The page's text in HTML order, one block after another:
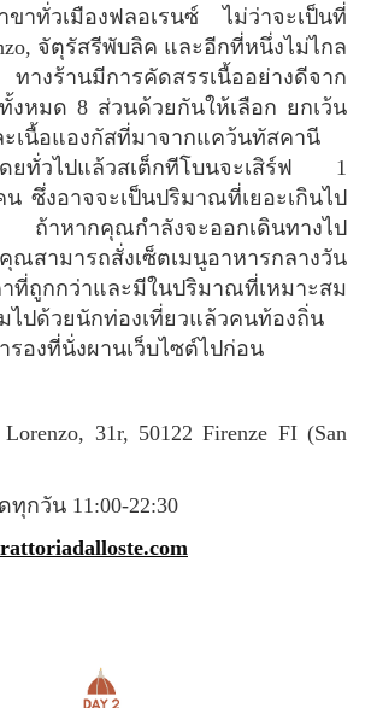
ทั่วเมืองฟลอเรนซ์ ไม่ว่าจะเป็นที่
จัตุรัสรีพับลิค และอีกที่หนึ่งไม่ไกล
างร้านมีการคัดสรรเนื้ออย่างดีจาก
งหมด 8 ส่วนด้วยกันให้เลือก ยกเว้น
ะเนื้อแองกัสที่มาจากแคว้นทัสคานี
ทั่วไปแล้วสเต็กทีโบนจะเสิร์ฟ 1
ซึ่งอาจจะเป็นปริมาณที่เยอะเกินไป
าหากคุณกำลังจะออกเดินทางไป
สามารถสั่งเซ็ตเมนูอาหารกลางวัน
ที่ถูกกว่าและมีในปริมาณที่เหมาะสม
ไปด้วยนักท่องเที่ยวแล้วคนท้องถิ่น
รองที่นั่งผานเว็บไซต์ไปก่อน
31r, 50122 Firenze FI (San
ทุกวัน 11:00-22:30